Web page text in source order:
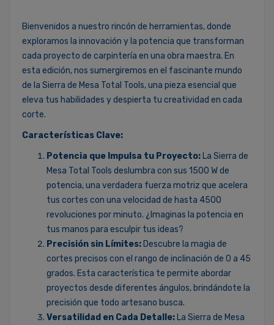
Bienvenidos a nuestro rincón de herramientas, donde
exploramos la innovación y la potencia que transforman
cada proyecto de carpintería en una obra maestra. En
esta edición, nos sumergiremos en el fascinante mundo
de la Sierra de Mesa Total Tools, una pieza esencial que
eleva tus habilidades y despierta tu creatividad en cada
corte.
Características Clave:
Potencia que Impulsa tu Proyecto: La Sierra de
Mesa Total Tools deslumbra con sus 1500 W de
potencia, una verdadera fuerza motriz que acelera
tus cortes con una velocidad de hasta 4500
revoluciones por minuto. ¿Imaginas la potencia en
tus manos para esculpir tus ideas?
Precisión sin Límites: Descubre la magia de
cortes precisos con el rango de inclinación de 0 a 45
grados. Esta característica te permite abordar
proyectos desde diferentes ángulos, brindándote la
precisión que todo artesano busca.
Versatilidad en Cada Detalle: La Sierra de Mesa